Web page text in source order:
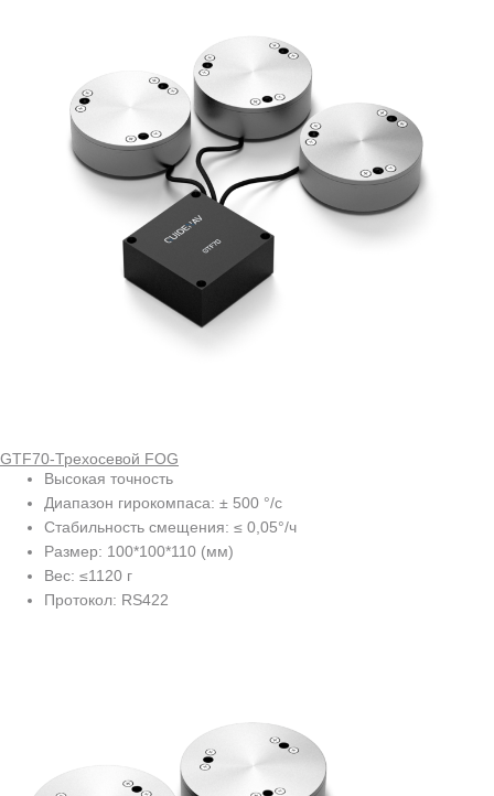
GTF70-Трехосевой FOG
Высокая точность
Диапазон гирокомпаса: ± 500 °/с
Стабильность смещения: ≤ 0,05°/ч
Размер: 100*100*110 (мм)
Вес: ≤1120 г
Протокол: RS422